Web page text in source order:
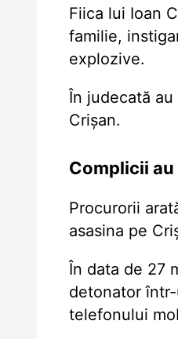
Fiica lui Ioan
familie,
explozive.
În judecată
Crișan.
Complicii
Procurorii
asasina pe
În data de 27
detonator
telefonului